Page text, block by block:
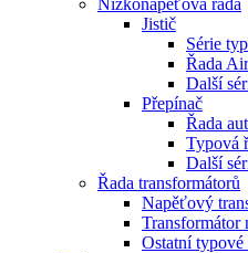
Nízkonapěťová řada
Jistič
Série
Řada
Další
Přepínač
Řada
Typová
Další
Řada transformátorů
Napěťový
Transformátor
Ostatní typové